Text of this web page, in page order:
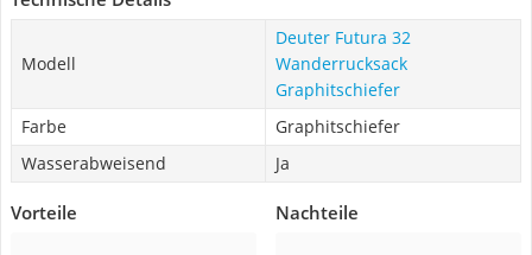
Modell
Deuter Futura 32
Wanderrucksack
Graphitschiefer
Farbe
Graphitschiefer
Wasserabweisend
Ja
Vorteile Nachteile